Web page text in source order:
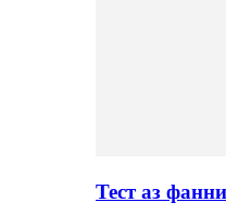
Тест аз